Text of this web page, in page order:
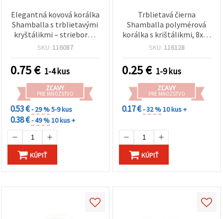
Elegantná kovová korálka
Shamballa s trblietavými
kryštálikmi – strieborná
farba, 9 x 16 mm, otvor 8
SKU: 116087
0.75€ 1-4 kus
ZĽAVY
PRE MNOŽSTVO
0.53 €- 29 %5-9 kus
0.38 €- 49 %10 kus +
KÚPIŤ
Trblietavá čierna
Shamballa polymérová
korálka s krištálikmi, 8x10
mm, prievlak 1 mm –
a DIY tvorenie
SKU: 116128
0.25€ 1-9 kus
ZĽAVY
PRE MNOŽSTVO
0.17 €- 32 %10 kus +
KÚPIŤ